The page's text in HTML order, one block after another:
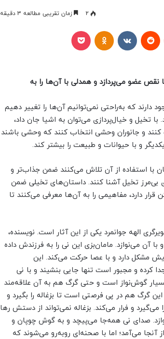
2 زمان تقریبی مطالعه 3 دقیقه
عضو می‌پردازد و همدلی با آن‌ها را به
دارند که به‌راحتی نمی‌توانیم آن‌ها را تغییر دهیم
تخیل و خیال‌پردازی می‌توان به اشیا جان داد،
کنند و جانوران وحشی انتخاب کنند که وحشی باشند
و با حیوانات و طبیعت را بیشتر کند.
با استفاده از آن تلاش می‌کنند ضمن جذاب‌تر و
بی‌مرز تخیل آشنا کنند. داستان‌های تخیلی ضمن
دارد، مفاهیمی را به آن‌ها معرفی می‌کنند تا
الهه جوانمرد یکی از این آثار است. نویسنده،
آن می‌نوازد. مامان‌بزی این نی را به فرزندش داده
مشکل دارد و با عصا حرکت می‌کند. این
کرده و مجبور است تنها جایی بنشیند و با نی
گوش‌نواز است و حتی گرگ هم به آن علاقه‌مند
این گرگ هم در پی فرصتی است تا بزغاله را بگیرد و
و فرار می‌کند. بزغاله نمی‌تواند از دستش رها
صدای نی همه‌جا می‌پیچد و به گوش چوپان و
می‌آمد؛ اما با صحنه‌ای روبه‌رو می‌شوند که